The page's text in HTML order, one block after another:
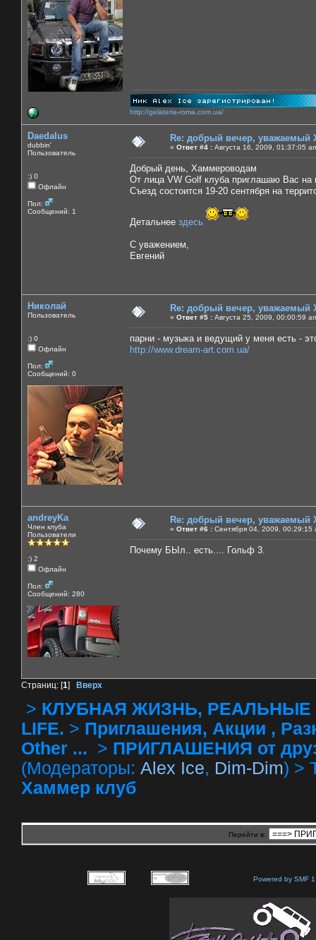
http://gelateria-roma.com.ua/
Daedalus
dubbin'
Пользователь
:) 0
Офлайн
Пол:
Сообщений: 1
Re: добрый вечер, уважаемый
« Ответ #4 : Августа 16, 2009, 01:37:05
Добрый день, Хаммероводам
От лица VW Golf клуба приглашаю Вас на
Съезд состоится 19-20 сентября на
Детальнее здесь
С уважением,
Евгений
Николай
Пользователь
:) 0
Офлайн
Пол:
Сообщений: 0
Re: добрый вечер, уважаемый
« Ответ #5 : Августа 25, 2009, 00:00:59
парни - музыка и ведущий у меня есть -
http://www.dream-art.com.ua/
andreyKa
Член клуба
Пользователи
:) 2
Офлайн
Пол:
Сообщений: 280
Re: добрый вечер, уважаемый
« Ответ #6 : Сентября 04, 2009, 00:29:15
Почему БЫл.. есть.... Гольф 3.
Страниц: [1] Вверх
> КЛУБНАЯ ЖИЗНЬ, РЕАЛЬНЫЕ
LIFE. > Приглашения, Акции ,
Other ... > ПРИГЛАШЕНИЯ от
(Модераторы: Alex Ice, Dim-Dim) >
Хаммер клуб
Перейти в:
Powered by SMF